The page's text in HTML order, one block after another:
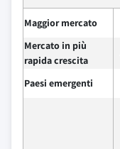
Maggior mercato
Mercato in più
rapida crescita
Paesi emergenti